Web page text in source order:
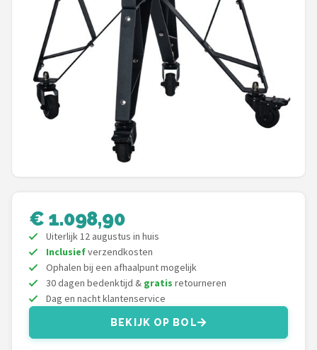
The Bastard
OFYR
Napoleon
Yakiniku
Patton
Kamado Joe
Alle merken →
€ 1.098,90
Uiterlijk 12 augustus in huis
Inclusiefverzendkosten
Ophalen bij een afhaalpunt mogelijk
30 dagen bedenktijd & gratis retourneren
Dag en nacht klantenservice
BEKIJK OP BOL